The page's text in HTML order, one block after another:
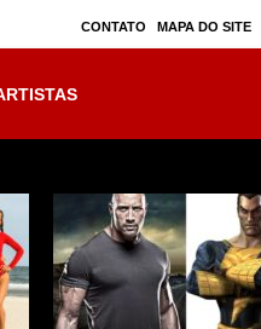
separada, mas no ...
CONTATO MAPA DO SITE